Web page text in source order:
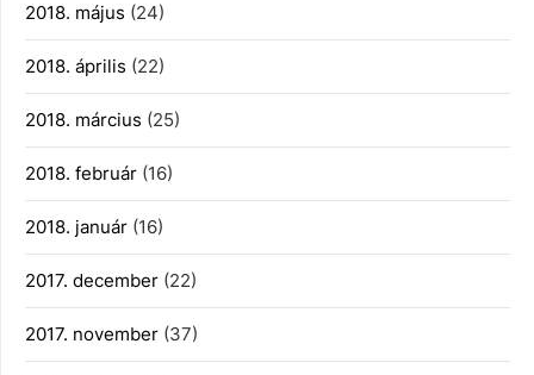
2018. május (24)
2018. április (22)
2018. március (25)
2018. február (16)
2018. január (16)
2017. december (22)
2017. november (37)